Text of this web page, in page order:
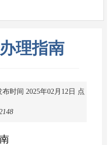
理指南
布时间 2025年02月12日 点